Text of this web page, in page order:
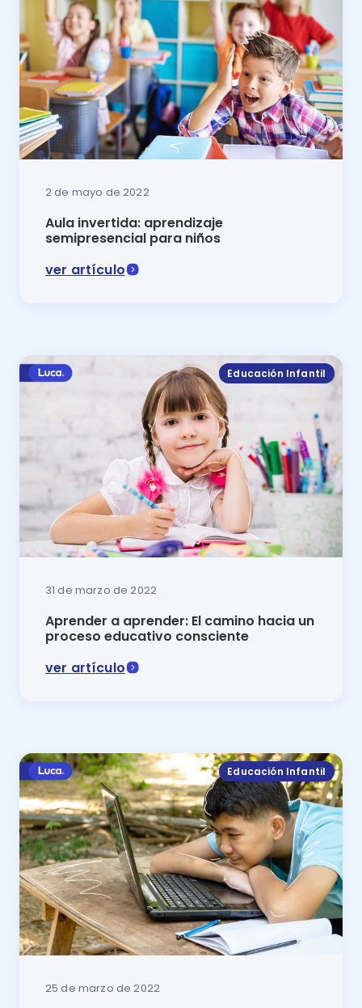
2 de mayo de 2022
Aula invertida: aprendizaje
semipresencial para niños
ver artículo
Educación Infantil
31 de marzo de 2022
Aprender a aprender: El camino hacia un
proceso educativo consciente
ver artículo
Educación Infantil
25 de marzo de 2022